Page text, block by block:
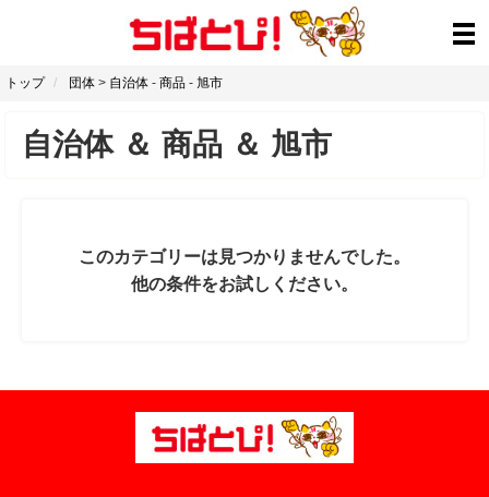
トップ 団体 > 自治体 - 商品 - 旭市
自治体＆ 商品 ＆ 旭市
このカテゴリーは見つかりませんでした。
他の条件をお試しください。